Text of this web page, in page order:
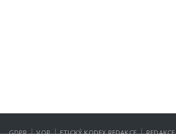
GDPR | VOP | ETICKÝ KODEX REDAKCE | REDAKCE